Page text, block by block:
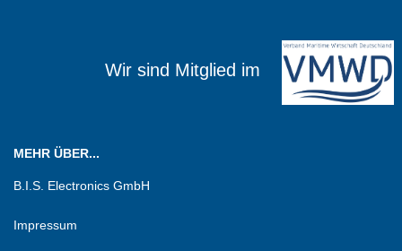
Wir sind Mitglied im
MEHR ÜBER...
B.I.S. Electronics GmbH
Impressum